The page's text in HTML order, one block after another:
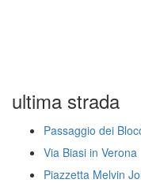
ultima strada
Passaggio dei
Via Biasi in Verona
Piazzetta Melvin